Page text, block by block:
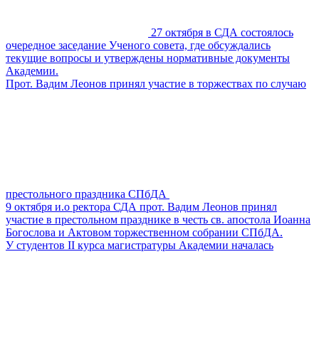
27 октября в СДА состоялось
очередное заседание Ученого совета, где обсуждались
текущие вопросы и утверждены нормативные документы
Академии.
Прот. Вадим Леонов принял участие в торжествах по случаю
престольного праздника СПбДА
9 октября и.о ректора СДА прот. Вадим Леонов принял
участие в престольном празднике в честь св. апостола Иоанна
Богослова и Актовом торжественном собрании СПбДА.
У cтудентов II курса магистратуры Академии началась